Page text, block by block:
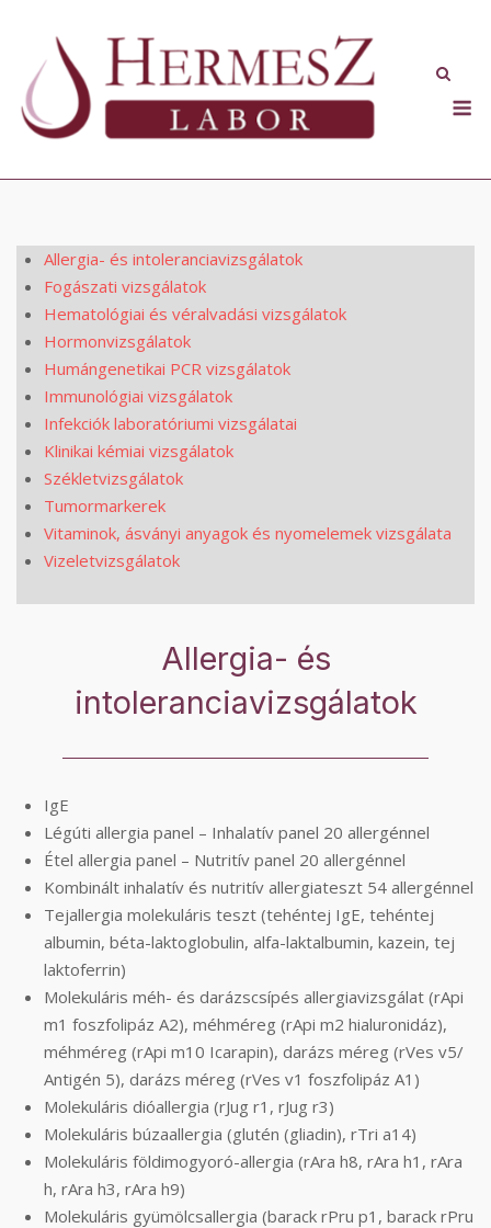
content
Allergia- és intoleranciavizsgálatok
Fogászati vizsgálatok
Hematológiai és véralvadási vizsgálatok
Hormonvizsgálatok
Humángenetikai PCR vizsgálatok
Immunológiai vizsgálatok
Infekciók laboratóriumi vizsgálatai
Klinikai kémiai vizsgálatok
Székletvizsgálatok
Tumormarkerek
Vitaminok, ásványi anyagok és nyomelemek vizsgálata
Vizeletvizsgálatok
Allergia- és
intoleranciavizsgálatok
IgE
Légúti allergia panel – Inhalatív panel 20 allergénnel
Étel allergia panel – Nutritív panel 20 allergénnel
Kombinált inhalatív és nutritív allergiateszt 54 allergénnel
Tejallergia molekuláris teszt (tehéntej IgE, tehéntej
albumin, béta-laktoglobulin, alfa-laktalbumin, kazein, tej
laktoferrin)
Molekuláris méh- és darázscsípés allergiavizsgálat (rApi
m1 foszfolipáz A2), méhméreg (rApi m2 hialuronidáz),
méhméreg (rApi m10 Icarapin), darázs méreg (rVes v5/
Antigén 5), darázs méreg (rVes v1 foszfolipáz A1)
Molekuláris dióallergia (rJug r1, rJug r3)
Molekuláris búzaallergia (glutén (gliadin), rTri a14)
Molekuláris földimogyoró-allergia (rAra h8, rAra h1, rAra
h, rAra h3, rAra h9)
Molekuláris gyümölcsallergia (barack rPru p1, barack rPru